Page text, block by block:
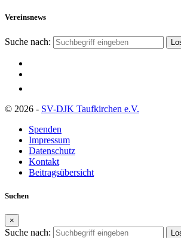
Vereinsnews
Suche nach:
© 2026 - SV-DJK Taufkirchen e.V.
Spenden
Impressum
Datenschutz
Kontakt
Beitragsübersicht
Suchen
×
Suche nach: